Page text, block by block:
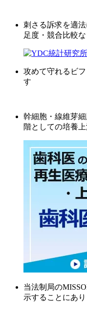
刺さる訴求を適
足度・競合比較
攻めて守れるビ
す
幹細胞・線維芽
階としての培養
当法制局の
示することにあ